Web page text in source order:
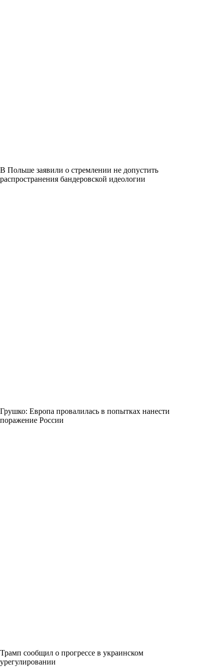
В Польше заявили о стремлении не допустить
распространения бандеровской идеологии
Грушко: Европа провалилась в попытках нанести
поражение России
Трамп сообщил о прогрессе в украинском
урегулировании